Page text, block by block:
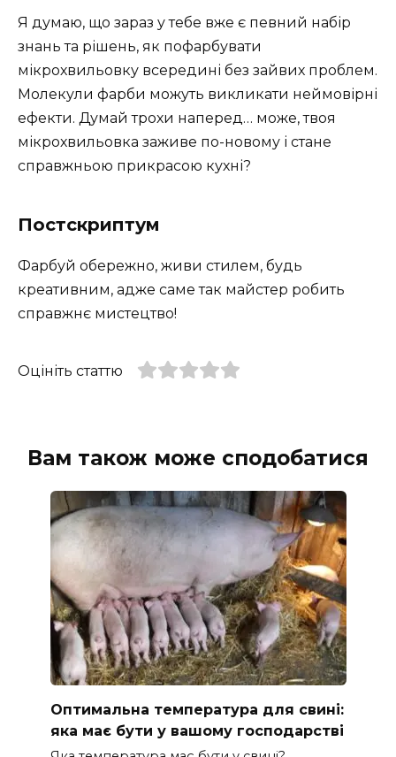
Я думаю, що зараз у тебе вже є певний набір
знань та рішень, як пофарбувати
мікрохвильовку всередині без зайвих проблем.
Молекули фарби можуть викликати неймовірні
ефекти. Думай трохи наперед… може, твоя
мікрохвильовка заживе по-новому і стане
справжньою прикрасою кухні?
Постскриптум
Фарбуй обережно, живи стилем, будь
креативним, адже саме так майстер робить
справжнє мистецтво!
Оцініть статтю
Вам також може сподобатися
Оптимальна температура для свині:
яка має бути у вашому господарстві